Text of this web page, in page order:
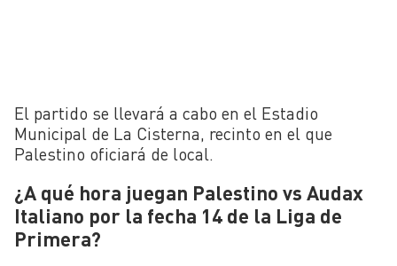
El partido se llevará a cabo en el Estadio
Municipal de La Cisterna, recinto en el que
Palestino oficiará de local.
¿A qué hora juegan Palestino vs Audax
Italiano por la fecha 14 de la Liga de
Primera?